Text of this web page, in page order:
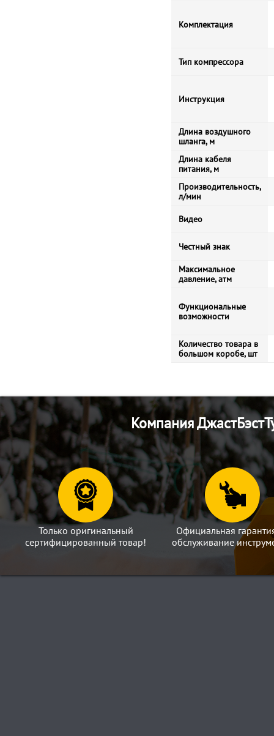
Комплектация
Тип компрессора
Инструкция
Длина воздушного
шланга, м
Длина кабеля
питания, м
Производительность,
л/мин
Видео
Честный знак
Максимальное
давление, атм
Функциональные
возможности
Количество товара в
большом коробе, шт
Компания
Только оригинальный
сертифицированный товар!
Официальная
обслуживание